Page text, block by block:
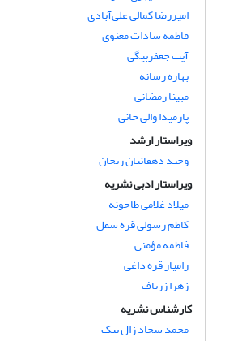
امیررضا کمالی علی‌آبادی
فاطمه سادات معنوی
آیت جعفربیگی
بهاره رسانه
مبینا رمضانی
پارمیدا والی خانی
ویراستار ارشد
وحید دهقانیان ریحان
ویراستار ادبی نشریه
میلاد غلامی طاحونه
کاظم رسولی قره سقل
فاطمه مؤمنی
رامیار قره داغی
زهرا زرباف
کارشناس نشریه
محمد سجاد زال بیک